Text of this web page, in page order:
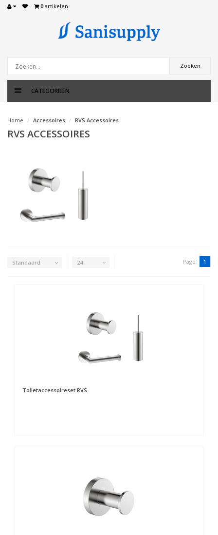
0 artikelen
Zoeken
CATEGORIEËN
Home Accessoires RVS Accessoires
RVS ACCESSOIRES
Standaard 24 Page: 1
Toiletaccessoireset RVS